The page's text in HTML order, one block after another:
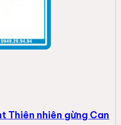
Thiên nhiên gừng Can